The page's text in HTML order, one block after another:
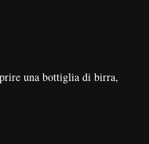
una bottiglia di birra,